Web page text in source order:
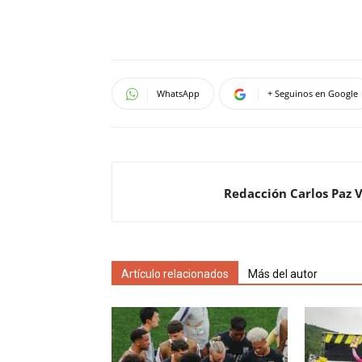
WhatsApp + Seguinos en Google
Redacción Carlos Paz
Artículo relacionados Más del autor